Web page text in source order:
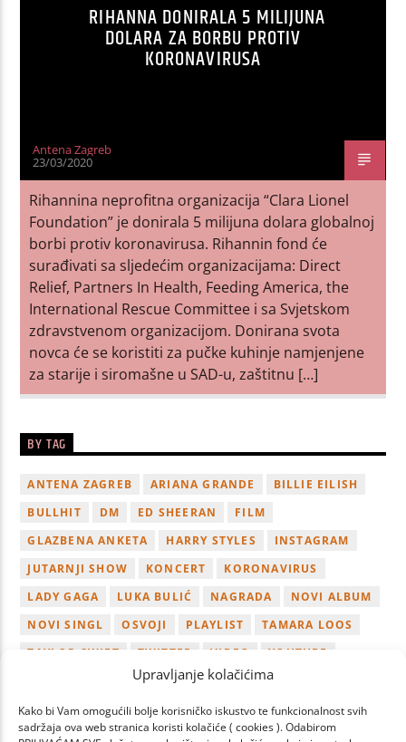
Upravljanje kolačićima
Kako bi Vam omogućili bolje korisničko iskustvo te funkcionalnost svih
sadržaja ova web stranica koristi kolačiće ( cookies ). Odabirom
RIHANNA DONIRALA 5 MILIJUNA
DOLARA ZA BORBU PROTIV
KORONAVIRUSA
Antena Zagreb
23/03/2020
Rihannina neprofitna organizacija “Clara Lionel
Foundation” je donirala 5 milijuna dolara globalnoj
borbi protiv koronavirusa. Rihannin fond će
surađivati sa sljedećim organizacijama: Direct
Relief, Partners In Health, Feeding America, the
International Rescue Committee i sa Svjetskom
zdravstvenom organizacijom. Donirana svota
novca će se koristiti za pučke kuhinje namjenjene
za starije i siromašne u SAD-u, zaštitnu […]
BY TAG
ANTENA ZAGREB ARIANA GRANDE
BILLIE EILISH
BULLHIT
DM ED SHEERAN
FILM
GLAZBENA ANKETA
HARRY STYLES
INSTAGRAM
JUTARNJI SHOW
KONCERT
KORONAVIRUS
LADY GAGA
LUKA BULIĆ NAGRADA
NOVI ALBUM
NOVI SINGL
OSVOJI PLAYLIST
TAMARA LOOS
TAYLOR SWIFT
TWITTER VIDEO
YOUTUBE